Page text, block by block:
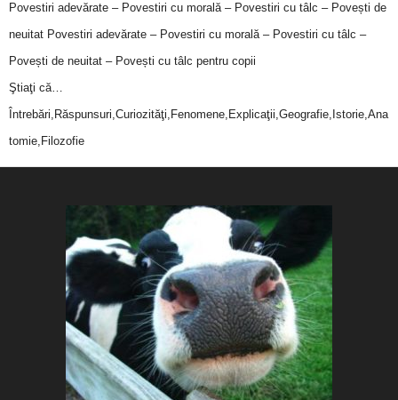
Povestiri adevărate – Povestiri cu morală – Povestiri cu tâlc – Povești de
neuitat Povestiri adevărate – Povestiri cu morală – Povestiri cu tâlc –
Povești de neuitat – Povești cu tâlc pentru copii
Ştiaţi că…
Întrebări,Răspunsuri,Curiozităţi,Fenomene,Explicaţii,Geografie,Istorie,Ana
tomie,Filozofie